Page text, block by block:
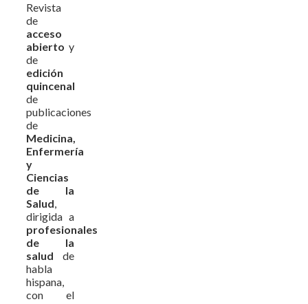
Revista
de
acceso
abierto y
de
edición
quincenal
de
publicaciones
de
Medicina,
Enfermería
y
Ciencias
de la
Salud,
dirigida a
profesionales
de la
salud de
habla
hispana,
con el